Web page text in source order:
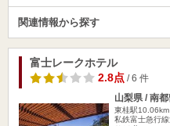
関連情報から探す
富士レークホテル
2.8点/ 6 件
山梨県 / 南
東桂駅10.06km
私鉄富士急行